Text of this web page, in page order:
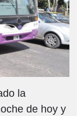
la
de hoy y